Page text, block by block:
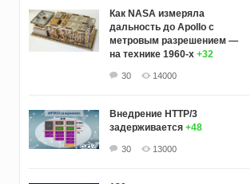
Как NASA измеряла
дальность до Apollo с
метровым разрешением —
на технике 1960-х +32
30 14000
Внедрение HTTP/3
задерживается +48
30 13000